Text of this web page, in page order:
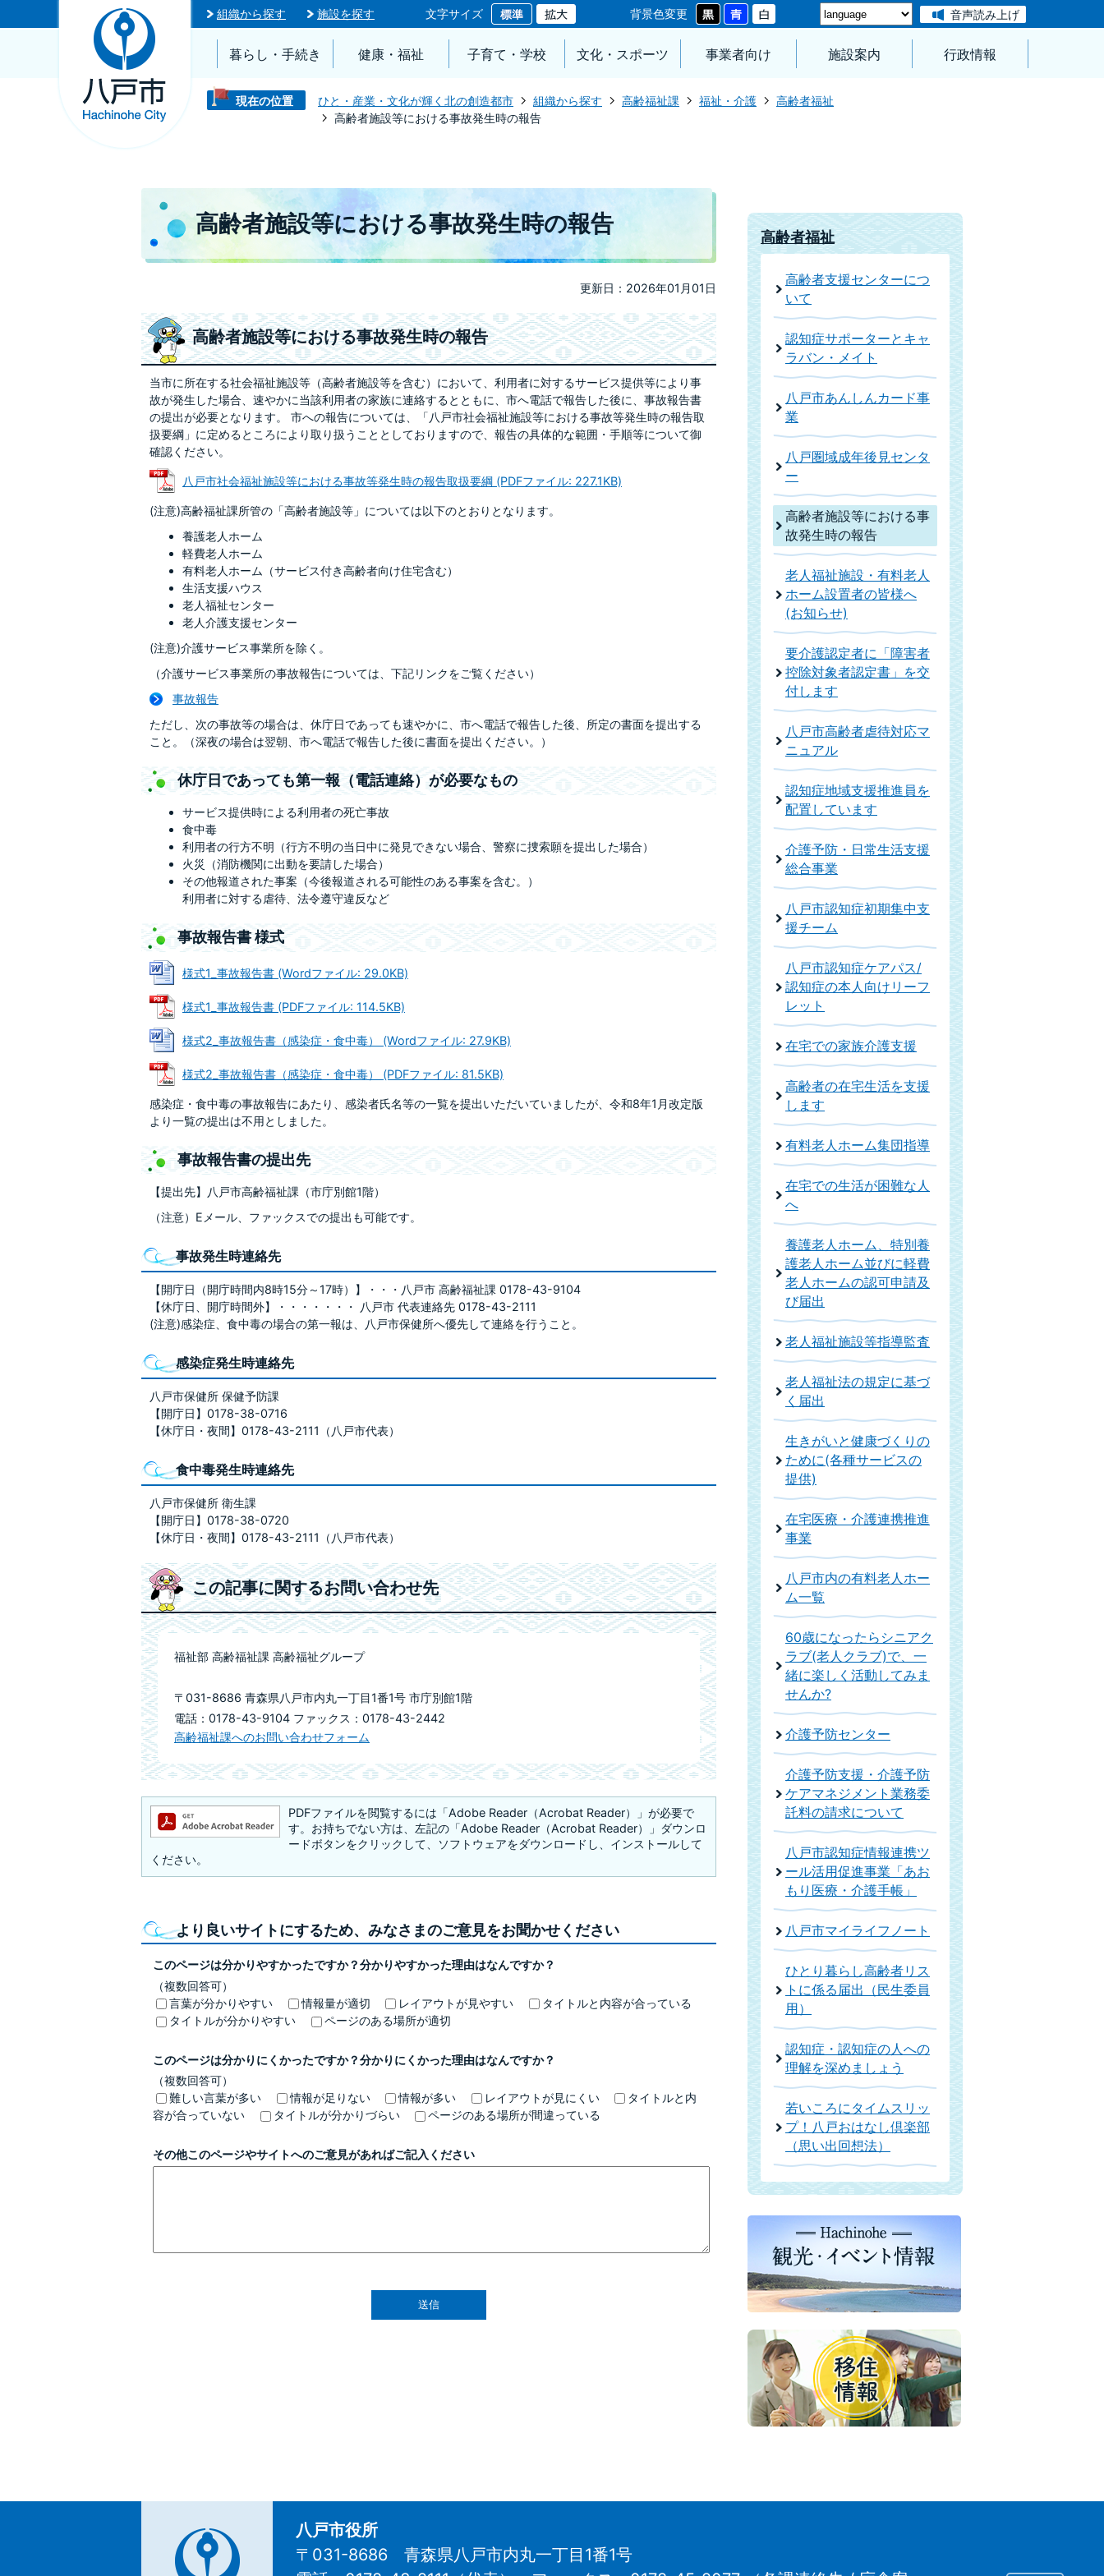
組織から探す 施設を探す 文字サイズ 背景色変更 音声読み上げ
暮らし・手続き 健康・福祉 子育て・学校 文化・スポーツ 事業者向け 施設案内 行政情報
現在の位置 ひと・産業・文化が輝く北の創造都市 組織から探す 高齢福祉課 福祉・介護
高齢者福祉
高齢者施設等における事故発生時の報告
高齢者施設等における事故発生時の報告
更新日：2026年01月01日
高齢者施設等における事故発生時の報告
当市に所在する社会福祉施設等（高齢者施設等を含む）において、利用者に対するサービス提供等により事
故が発生した場合、速やかに当該利用者の家族に連絡するとともに、市へ電話で報告した後に、事故報告書
の提出が必要となります。 市への報告については、「八戸市社会福祉施設等における事故等発生時の報告取
扱要綱」に定めるところにより取り扱うこととしておりますので、報告の具体的な範囲・手順等について御
確認ください。
八戸市社会福祉施設等における事故等発生時の報告取扱要綱 (PDFファイル: 227.1KB)
(注意)高齢福祉課所管の「高齢者施設等」については以下のとおりとなります。
養護老人ホーム
軽費老人ホーム
有料老人ホーム（サービス付き高齢者向け住宅含む）
生活支援ハウス
老人福祉センター
老人介護支援センター
(注意)介護サービス事業所を除く。
（介護サービス事業所の事故報告については、下記リンクをご覧ください）
事故報告
ただし、次の事故等の場合は、休庁日であっても速やかに、市へ電話で報告した後、所定の書面を提出する
こと。（深夜の場合は翌朝、市へ電話で報告した後に書面を提出ください。）
休庁日であっても第一報（電話連絡）が必要なもの
サービス提供時による利用者の死亡事故
食中毒
利用者の行方不明（行方不明の当日中に発見できない場合、警察に捜索願を提出した場合）
火災（消防機関に出動を要請した場合）
その他報道された事案（今後報道される可能性のある事案を含む。）
利用者に対する虐待、法令遵守違反など
事故報告書 様式
様式1_事故報告書 (Wordファイル: 29.0KB)
様式1_事故報告書 (PDFファイル: 114.5KB)
様式2_事故報告書（感染症・食中毒） (Wordファイル: 27.9KB)
様式2_事故報告書（感染症・食中毒） (PDFファイル: 81.5KB)
感染症・食中毒の事故報告にあたり、感染者氏名等の一覧を提出いただいていましたが、令和8年1月改定版
より一覧の提出は不用としました。
事故報告書の提出先
【提出先】八戸市高齢福祉課（市庁別館1階）
（注意）Eメール、ファックスでの提出も可能です。
事故発生時連絡先
【開庁日（開庁時間内8時15分～17時）】・・・八戸市 高齢福祉課 0178-43-9104
【休庁日、開庁時間外】・・・・・・・ 八戸市 代表連絡先 0178-43-2111
(注意)感染症、食中毒の場合の第一報は、八戸市保健所へ優先して連絡を行うこと。
感染症発生時連絡先
八戸市保健所 保健予防課
【開庁日】0178-38-0716
【休庁日・夜間】0178-43-2111（八戸市代表）
食中毒発生時連絡先
八戸市保健所 衛生課
【開庁日】0178-38-0720
【休庁日・夜間】0178-43-2111（八戸市代表）
この記事に関するお問い合わせ先
福祉部 高齢福祉課 高齢福祉グループ
〒031-8686 青森県八戸市内丸一丁目1番1号 市庁別館1階
電話：0178-43-9104 ファックス：0178-43-2442
高齢福祉課へのお問い合わせフォーム
PDFファイルを閲覧するには「Adobe Reader（Acrobat Reader）」が必要で
す。お持ちでない方は、左記の「Adobe Reader（Acrobat Reader）」ダウンロ
ードボタンをクリックして、ソフトウェアをダウンロードし、インストールして
ください。
より良いサイトにするため、みなさまのご意見をお聞かせください
このページは分かりやすかったですか？分かりやすかった理由はなんですか？
（複数回答可）
言葉が分かりやすい
情報量が適切 レイアウトが見やすい
タイトルと内容が合っている
タイトルが分かりやすい
ページのある場所が適切
このページは分かりにくかったですか？分かりにくかった理由はなんですか？
（複数回答可）
難しい言葉が多い
情報が足りない 情報が多い レイアウトが見にくい
タイトルと内
容が合っていない
タイトルが分かりづらい ページのある場所が間違っている
その他このページやサイトへのご意見があればご記入ください
高齢者福祉
高齢者支援センターにつ
いて
認知症サポーターとキャ
ラバン・メイト
八戸市あんしんカード事
業
八戸圏域成年後見センタ
ー
高齢者施設等における事
故発生時の報告
老人福祉施設・有料老人
ホーム設置者の皆様へ
(お知らせ)
要介護認定者に「障害者
控除対象者認定書」を交
付します
八戸市高齢者虐待対応マ
ニュアル
認知症地域支援推進員を
配置しています
介護予防・日常生活支援
総合事業
八戸市認知症初期集中支
援チーム
八戸市認知症ケアパス/
認知症の本人向けリーフ
レット
在宅での家族介護支援
高齢者の在宅生活を支援
します
有料老人ホーム集団指導
在宅での生活が困難な人
へ
養護老人ホーム、特別養
護老人ホーム並びに軽費
老人ホームの認可申請及
び届出
老人福祉施設等指導監査
老人福祉法の規定に基づ
く届出
生きがいと健康づくりの
ために(各種サービスの
提供)
在宅医療・介護連携推進
事業
八戸市内の有料老人ホー
ム一覧
60歳になったらシニアク
ラブ(老人クラブ)で、一
緒に楽しく活動してみま
せんか?
介護予防センター
介護予防支援・介護予防
ケアマネジメント業務委
託料の請求について
八戸市認知症情報連携ツ
ール活用促進事業「あお
もり医療・介護手帳」
八戸市マイライフノート
ひとり暮らし高齢者リス
トに係る届出（民生委員
用）
認知症・認知症の人への
理解を深めましょう
若いころにタイムスリッ
プ！八戸おはなし倶楽部
（思い出回想法）
八戸市役所
〒031-8686 青森県八戸市内丸一丁目1番1号